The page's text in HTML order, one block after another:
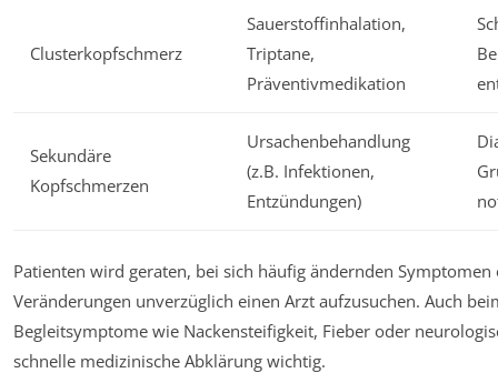
Clusterkopfschmerz
Sauerstoffinhalation,
Triptane,
Präventivmedikation
Sekundäre
Kopfschmerzen
Ursachenbehandlung
(z.B. Infektionen,
Entzündungen)
Patienten wird geraten, bei sich häufig ändernden Symptomen
Veränderungen unverzüglich einen Arzt aufzusuchen. Auch
Begleitsymptome wie Nackensteifigkeit, Fieber oder
schnelle medizinische Abklärung wichtig.